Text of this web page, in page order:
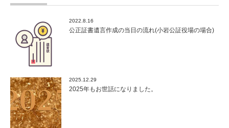
2022.8.16
公正証書遺言作成の当日の流れ(小岩公証役場の場合)
2025.12.29
2025年もお世話になりました。